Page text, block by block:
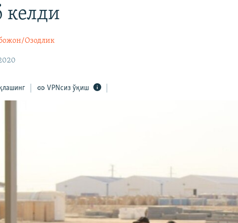
келди
Озодлик
VPNсиз ўқиш